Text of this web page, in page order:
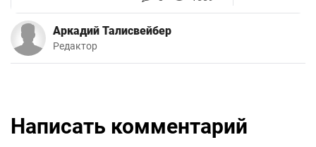
Аркадий Талисвейбер
Редактор
Написать комментарий